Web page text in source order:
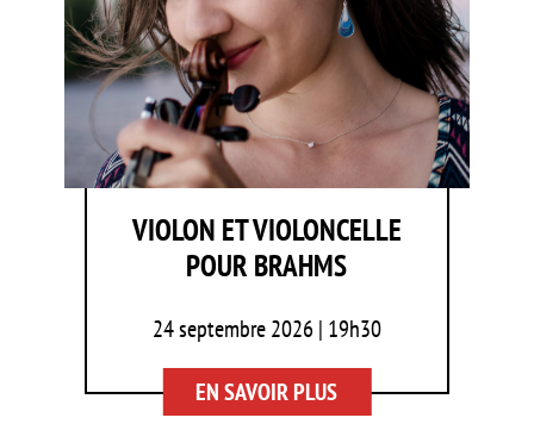
VIOLON ET VIOLONCELLE
POUR BRAHMS
24 septembre 2026 | 19h30
EN SAVOIR PLUS